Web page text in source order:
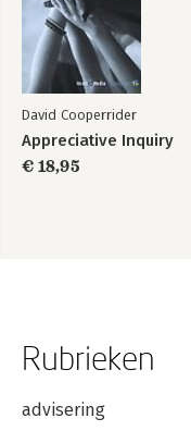
David Cooperrider
Appreciative Inquiry
€ 18,95
Rubrieken
advisering